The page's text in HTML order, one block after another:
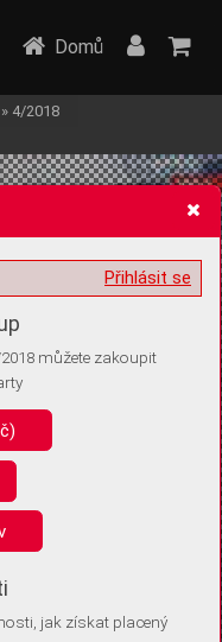
informací
ukládat žádné informace
o souhlas s
zařízení, a
zařízení, abychom se
Domů
» 4/2018
Přihlásit se
můžete zakoupit
jak získat placený